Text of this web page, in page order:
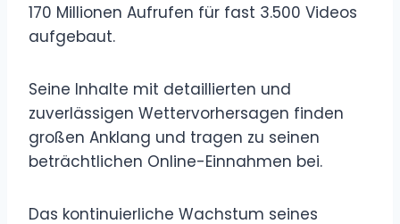
170 Millionen Aufrufen für fast 3.500 Videos
aufgebaut.
Seine Inhalte mit detaillierten und
zuverlässigen Wettervorhersagen finden
großen Anklang und tragen zu seinen
beträchtlichen Online-Einnahmen bei.
Das kontinuierliche Wachstum seines